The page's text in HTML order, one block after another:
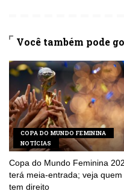
Você também pode
COPA DO MUNDO FEMININA
NOTÍCIAS
Copa do Mundo Feminina
terá meia-entrada; veja quem
tem direito